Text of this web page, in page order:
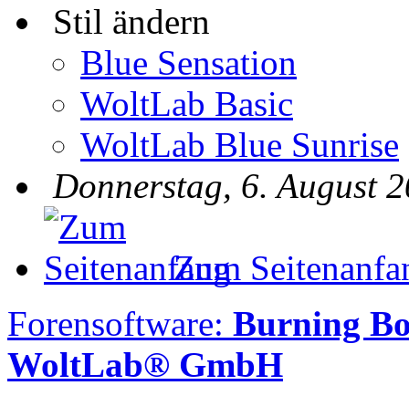
Stil ändern
Blue Sensation
WoltLab Basic
WoltLab Blue Sunrise
Donnerstag, 6. August
Zum
Forensoftware: Burning
WoltLab® GmbH